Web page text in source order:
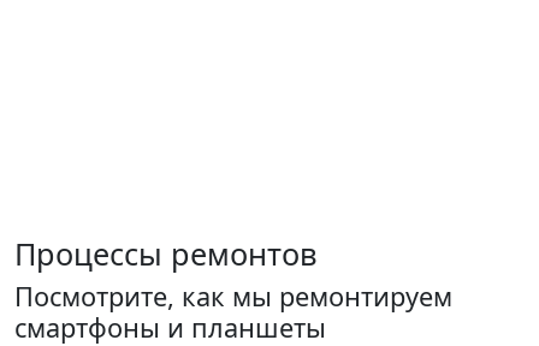
Процессы ремонтов
Посмотрите, как мы ремонтируем
смартфоны и планшеты